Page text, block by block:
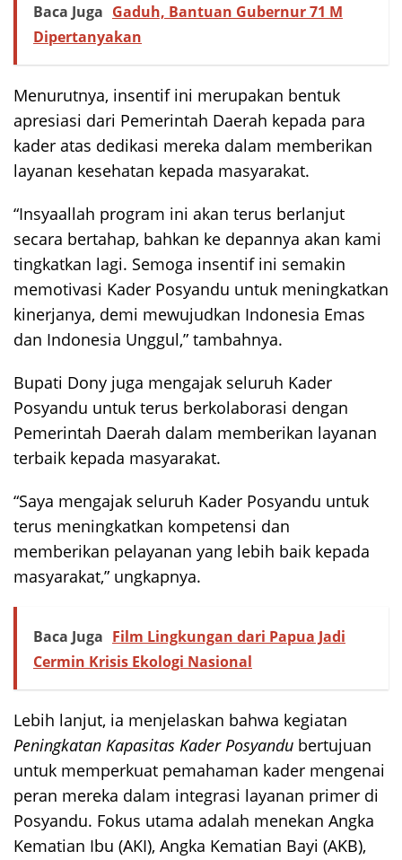
Baca Juga Gaduh, Bantuan Gubernur 71 M
Dipertanyakan
Menurutnya, insentif ini merupakan bentuk
apresiasi dari Pemerintah Daerah kepada para
kader atas dedikasi mereka dalam memberikan
layanan kesehatan kepada masyarakat.
“Insyaallah program ini akan terus berlanjut
secara bertahap, bahkan ke depannya akan kami
tingkatkan lagi. Semoga insentif ini semakin
memotivasi Kader Posyandu untuk meningkatkan
kinerjanya, demi mewujudkan Indonesia Emas
dan Indonesia Unggul,” tambahnya.
Bupati Dony juga mengajak seluruh Kader
Posyandu untuk terus berkolaborasi dengan
Pemerintah Daerah dalam memberikan layanan
terbaik kepada masyarakat.
“Saya mengajak seluruh Kader Posyandu untuk
terus meningkatkan kompetensi dan
memberikan pelayanan yang lebih baik kepada
masyarakat,” ungkapnya.
Baca Juga Film Lingkungan dari Papua Jadi
Cermin Krisis Ekologi Nasional
Lebih lanjut, ia menjelaskan bahwa kegiatan
Peningkatan Kapasitas Kader Posyandu bertujuan
untuk memperkuat pemahaman kader mengenai
peran mereka dalam integrasi layanan primer di
Posyandu. Fokus utama adalah menekan Angka
Kematian Ibu (AKI), Angka Kematian Bayi (AKB),